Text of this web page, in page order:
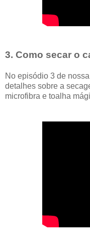
3. Como secar o
No episódio 3 de
detalhes sobre a
microfibra e toalha